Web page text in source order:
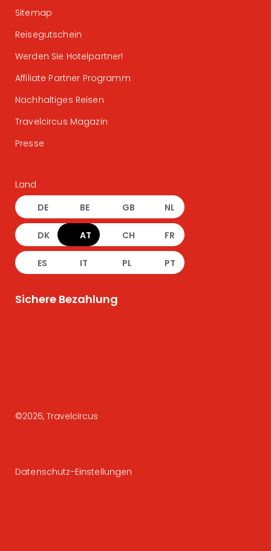
Sitemap
Reisegutschein
Werden Sie Hotelpartner!
Affiliate Partner Programm
Nachhaltiges Reisen
Travelcircus Magazin
Presse
Land
DE BE GB NL
DK AT CH FR
ES IT PL PT
Sichere Bezahlung
©2026, Travelcircus
Datenschutz-Einstellungen